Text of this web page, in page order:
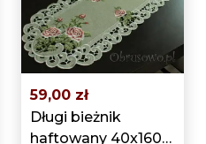
59,00 zł
Długi bieżnik
haftowany 40x160